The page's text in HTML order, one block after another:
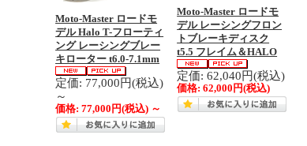
Moto-Master ロードモ
デル Halo T-フローティ
ング レーシングブレー
キローター t6.0-7.1mm
定価: 77,000円(税込)
～
価格:77,000円(税込) ～
Moto-Master ロードモ
デル レーシングフロン
トブレーキディスク
t5.5 フレイム＆HALO
定価: 62,040円(税込)
価格:62,000円(税込)